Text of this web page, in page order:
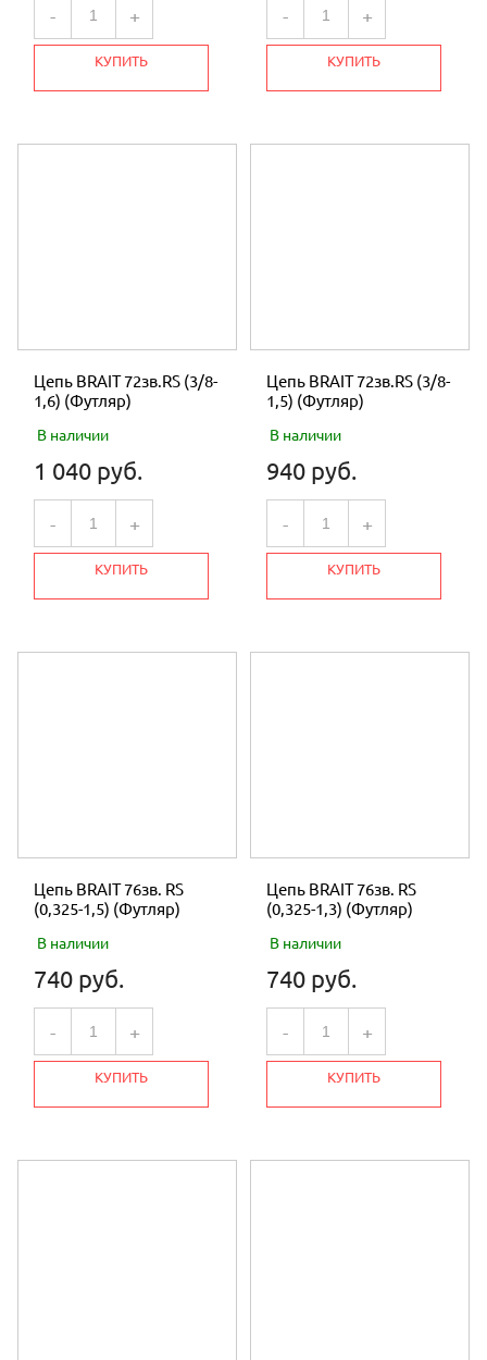
- +
КУПИТЬ
- +
КУПИТЬ
Цепь BRAIT 72зв.RS (3/8-
1,6) (Футляр)
В наличии
1 040 руб.
- +
КУПИТЬ
Цепь BRAIT 72зв.RS (3/8-
1,5) (Футляр)
В наличии
940 руб.
- +
КУПИТЬ
Цепь BRAIT 76зв. RS
(0,325-1,5) (Футляр)
В наличии
740 руб.
- +
КУПИТЬ
Цепь BRAIT 76зв. RS
(0,325-1,3) (Футляр)
В наличии
740 руб.
- +
КУПИТЬ